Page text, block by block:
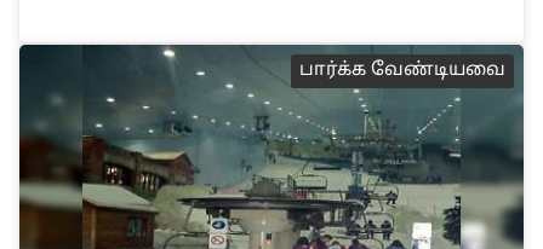
பா‌ர்‌க்க வே‌ண்டியவை